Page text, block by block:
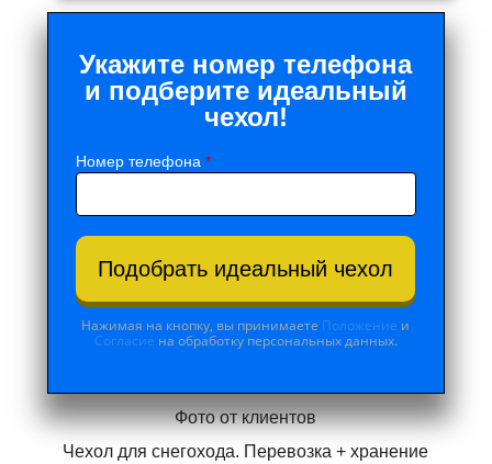
Укажите номер телефона
и подберите идеальный
чехол!
Номер телефона *
Подобрать идеальный чехол
Нажимая на кнопку, вы принимаете Положение и
Согласие на обработку персональных данных.
Фото от клиентов
Чехол для снегохода. Перевозка + хранение